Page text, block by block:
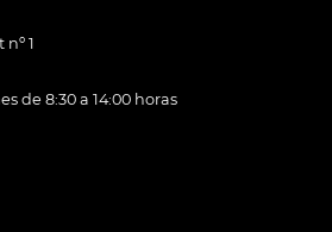
1
de 8:30 a 14:00 horas